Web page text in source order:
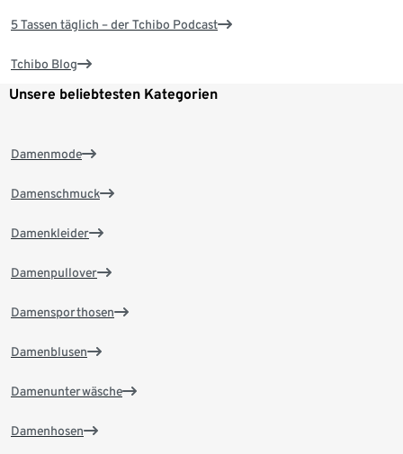
5 Tassen täglich – der Tchibo Podcast
Tchibo Blog
Unsere beliebtesten Kategorien
Damenmode
Damenschmuck
Damenkleider
Damenpullover
Damensporthosen
Damenblusen
Damenunterwäsche
Damenhosen